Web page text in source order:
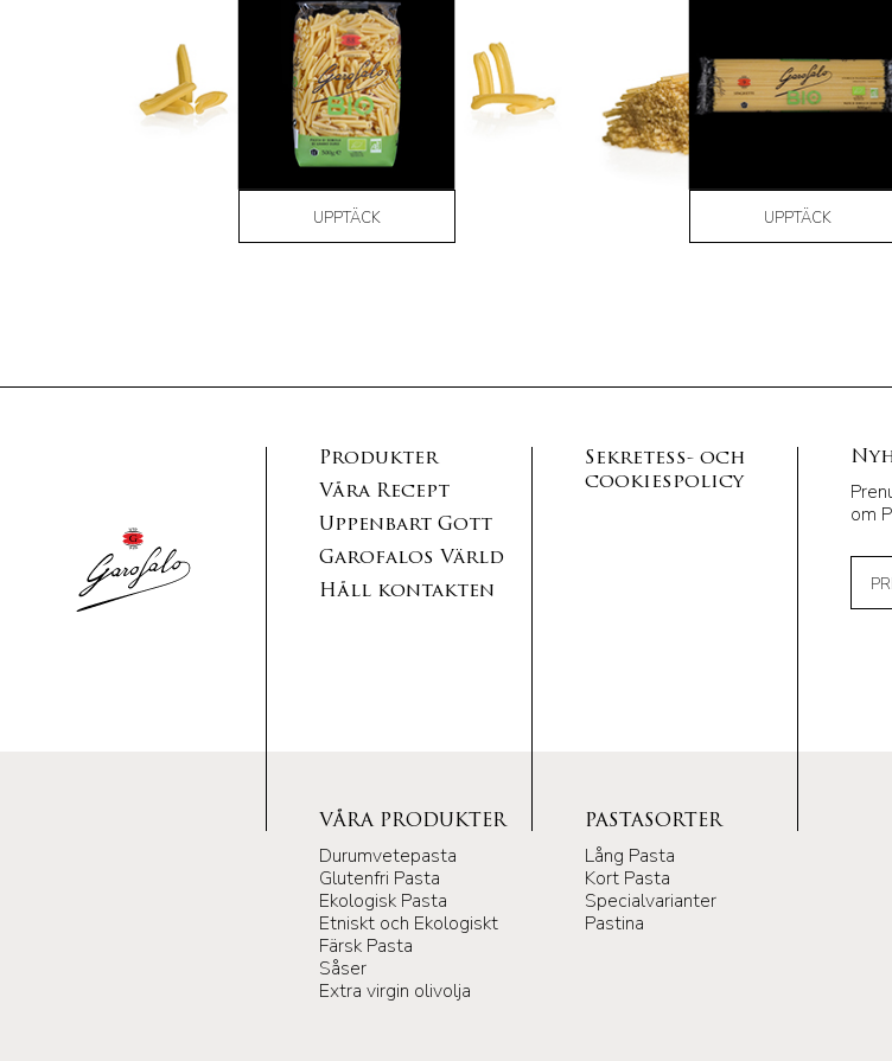
UPPTÄCK UPPTÄCK
Produkter
Våra Recept
Uppenbart Gott
Garofalos Värld
Håll kontakten
Sekretess- och
cookiespolicy
om
VÅRA PRODUKTER
Durumvetepasta
Glutenfri Pasta
Ekologisk Pasta
Etniskt och Ekologiskt
Färsk Pasta
Såser
Extra virgin olivolja
PASTASORTER
Lång Pasta
Kort Pasta
Specialvarianter
Pastina